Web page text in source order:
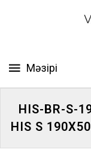
ПАНЕЛИ
HIS-BR-
HIS S